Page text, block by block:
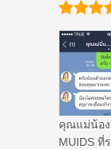
คุณแม่น้อง
MUIDS ที่